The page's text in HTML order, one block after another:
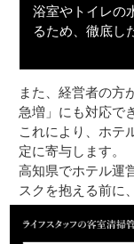
浴室やトイレの
るため、徹底し
また、経営者の方
急増」にも対応で
これにより、ホテ
定に寄与します。
高知県でホテル運
スクを抱える前に